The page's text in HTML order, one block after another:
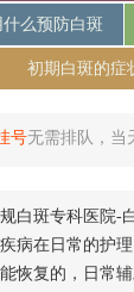
么预防白斑
初期白斑的症
号无需排队，当
斑专科医院-白
病在日常的护
恢复的，日常